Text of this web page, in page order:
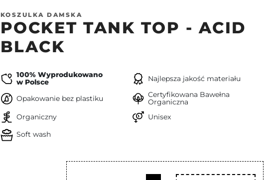
KOSZULKA DAMSKA
POCKET TANK TOP - ACID
BLACK
100% Wyprodukowano
w Polsce
Najlepsza jakość materiału
Opakowanie bez plastiku
Certyfikowana Bawełna
Organiczna
Organiczny
Unisex
Soft wash